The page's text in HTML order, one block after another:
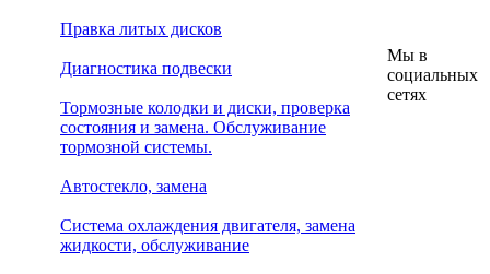
Правка литых дисков
Диагностика подвески
Тормозные колодки и диски, проверка
состояния и замена. Обслуживание
тормозной системы.
Автостекло, замена
Система охлаждения двигателя, замена
жидкости, обслуживание
Мы в
социальных
сетях